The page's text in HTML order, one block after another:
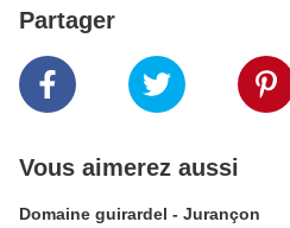
Partager
Vous aimerez aussi
Domaine guirardel - Jurançon